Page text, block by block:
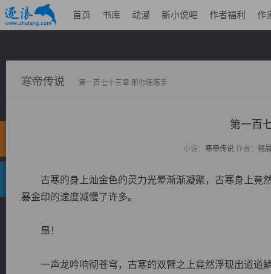
首页 书库 动漫 新小说吧 作者福利 作
寒帝传说 第一百七十三章 那你练练手
第一百
小说： 寒帝传说作者： 翎
古寒的身上灿金色的灵力光晕渐渐凝聚，古寒身上竟
暴金印的速度减慢了许多。
昂！
一声龙吟响彻苍穹，古寒的双臂之上竟然浮现出道道